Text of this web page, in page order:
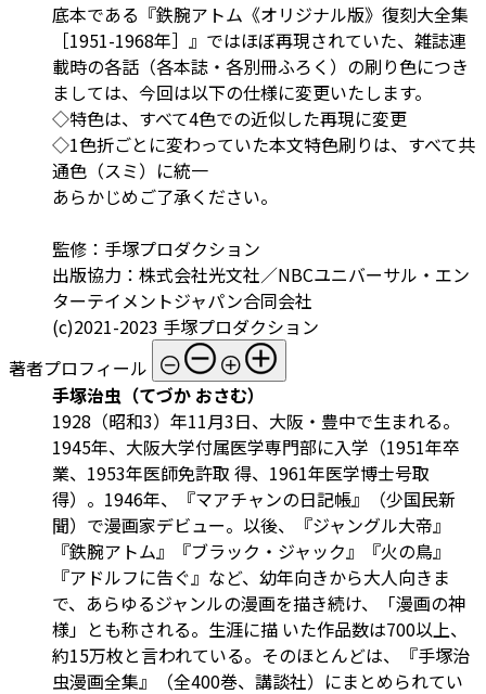
底本である『鉄腕アトム《オリジナル版》復刻大全集
［1951-1968年］』ではほぼ再現されていた、雑誌連
載時の各話（各本誌・各別冊ふろく）の刷り色につき
ましては、今回は以下の仕様に変更いたします。
◇特色は、すべて4色での近似した再現に変更
◇1色折ごとに変わっていた本文特色刷りは、すべて共
通色（スミ）に統一
あらかじめご了承ください。
監修：手塚プロダクション
出版協力：株式会社光文社／NBCユニバーサル・エン
ターテイメントジャパン合同会社
(c)2021-2023 手塚プロダクション
著者プロフィール
手塚治虫（てづか おさむ）
1928（昭和3）年11月3日、大阪・豊中で生まれる。
1945年、大阪大学付属医学専門部に入学（1951年卒
業、1953年医師免許取 得、1961年医学博士号取
得）。1946年、『マアチャンの日記帳』（少国民新
聞）で漫画家デビュー。以後、『ジャングル大帝』
『鉄腕アトム』『ブラック・ジャック』『火の鳥』
『アドルフに告ぐ』など、幼年向きから大人向きま
で、あらゆるジャンルの漫画を描き続け、「漫画の神
様」とも称される。生涯に描 いた作品数は700以上、
約15万枚と言われている。そのほとんどは、『手塚治
虫漫画全集』（全400巻、講談社）にまとめられてい